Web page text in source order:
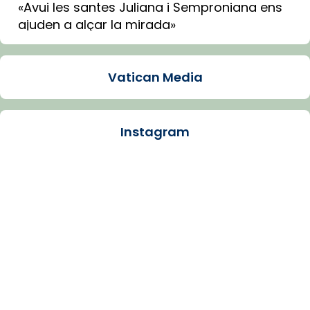
«Avui les santes Juliana i Semproniana ens
ajuden a alçar la mirada»
Mons. Sergi Gordo, bisbe de Tortosa, ha
Santes de Mataró.
🔗tinyurl.com/cvu5jmbk
Vatican Media
Instagram